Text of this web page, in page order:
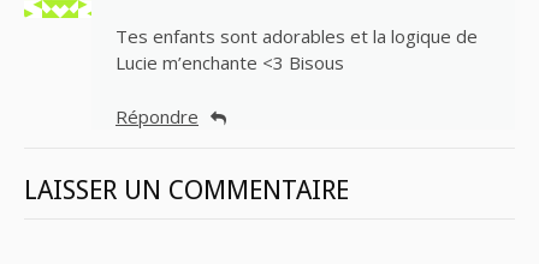
Tes enfants sont adorables et la logique de
Lucie m’enchante <3 Bisous
Répondre
LAISSER UN COMMENTAIRE